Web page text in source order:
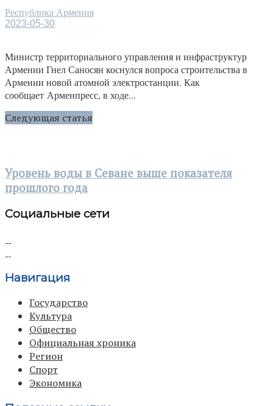
Республика Армения
2023-05-30
Министр территориального управления и инфраструктур
Армении Гнел Саносян коснулся вопроса строительства в
Армении новой атомной электростанции. Как
сообщает Арменпресс, в ходе...
Следующая статья
Уровень воды в Севане выше показателя
прошлого года
Социальные сети
Навигация
Государство
Культура
Общество
Официальная хроника
Регион
Спорт
Экономика